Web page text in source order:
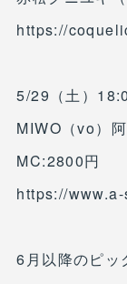
https://
5/29（土）
MIWO（vo）阿
MC:2800円
https://
6月以降のピッ